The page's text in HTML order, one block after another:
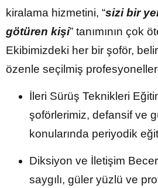
kiralama hizmetini, “sizi bir
götüren kişi” tanımının çok
Ekibimizdeki her bir şoför,
özenle seçilmiş
İleri Sürüş Teknikleri
şoförlerimiz, defansif ve
konularında periyodik
Diksiyon ve İletişim
saygılı, güler yüzlü ve